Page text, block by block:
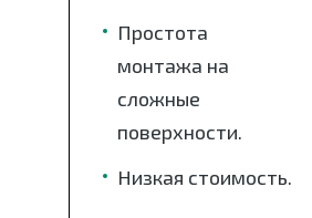
Простота
монтажа на
сложные
поверхности.
Низкая стоимость.